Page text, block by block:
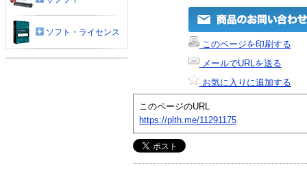
このページを印刷する
メールでURLを送る
お気に入りに追加する
このページのURL
https://plth.me/11291175
ソフト・ライセンス